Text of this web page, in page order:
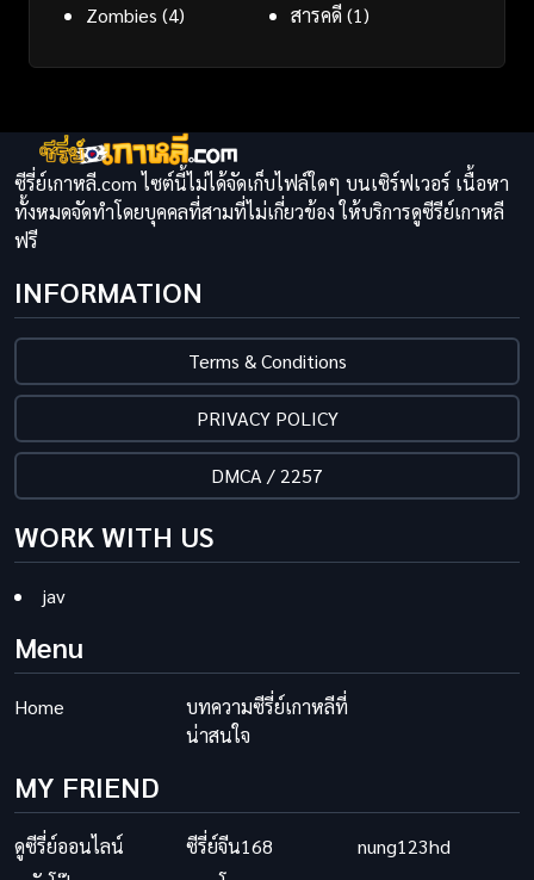
Zombies (4) สารคดี(1)
ซีรี่ย์เกาหลี.com ไซต์นี้ไม่ได้จัดเก็บไฟล์ใดๆ บนเซิร์ฟเวอร์ เนื้อหา
ทั้งหมดจัดทำโดยบุคคลที่สามที่ไม่เกี่ยวข้อง ให้บริการดูซีรีย์เกาหลี
ฟรี
INFORMATION
Terms & Conditions
PRIVACY POLICY
DMCA / 2257
WORK WITH US
jav
Menu
Home
บทความซีรี่ย์เกาหลีที่
น่าสนใจ
MY FRIEND
ดูซีรี่ย์ออนไลน์ ซีรี่ย์จีน168
nung123hd